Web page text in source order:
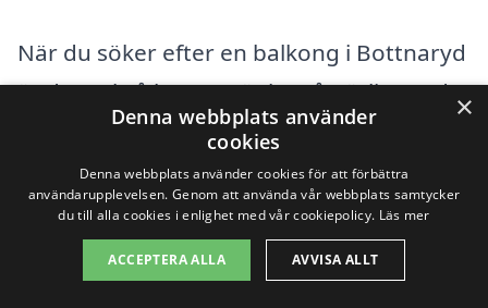
När du söker efter en balkong i Bottnaryd
är det också bra att tänka på närliggande
städer där det finns kompetenta
entreprenörer. Några av dessa städer
inkluderar:
Jönköping
×
Denna webbplats använder
cookies
Denna webbplats använder cookies för att förbättra
användarupplevelsen. Genom att använda vår webbplats samtycker
du till alla cookies i enlighet med vår cookiepolicy. Läs mer
ACCEPTERA ALLA AVVISA ALLT